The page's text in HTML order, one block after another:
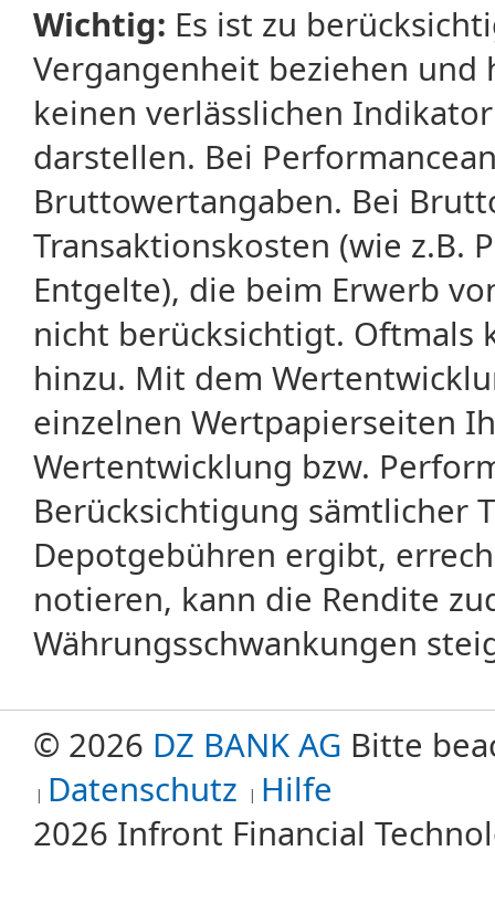
Wichtig: Es ist zu
Vergangenheit beziehen
keinen verlässlichen
darstellen. Bei
Bruttowertangaben. Bei
Transaktionskosten (wie z.B.
Entgelte), die beim Erwerb
nicht berücksichtigt. Oftmals
hinzu. Mit dem
einzelnen Wertpapierseiten
Wertentwicklung bzw.
Berücksichtigung sämtlicher
Depotgebühren ergibt,
notieren, kann die Rendite
Währungsschwankungen
© 2026 DZ BANK AG Bitte
Datenschutz Hilfe
2026 Infront Financial